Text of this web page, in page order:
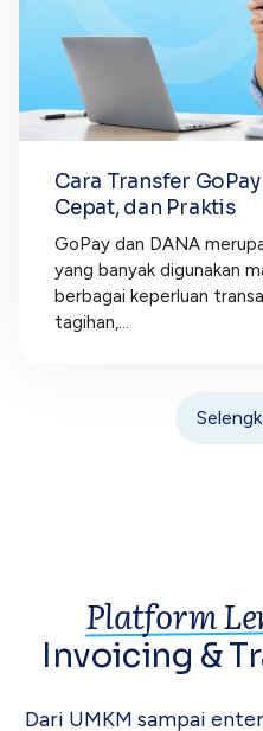
Cara Transfer
Cepat, dan Praktis
GoPay dan DANA
yang banyak digunakan
berbagai keperluan
tagihan,...
Platform
Invoicing &
Dari UMKM sampai